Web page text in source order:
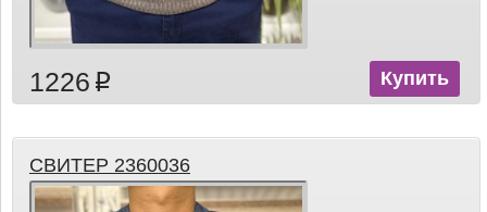
1226 p Купить
СВИТЕР 2360036